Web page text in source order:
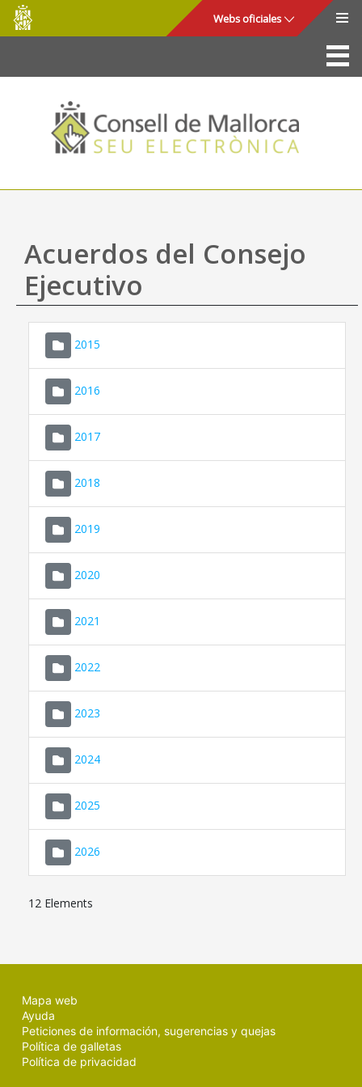
Saltar al contenido principal
Consell
de
Mallorca
Webs oficiales
La Sede
Consejo de Mallorca
Acceso y seguridad
Utilidades
Mapa web
Ayuda
Acuerdos del Consejo
Ejecutivo
2015
2016
2017
2018
2019
2020
2021
2022
2023
2024
2025
2026
12 Elements
Mapa web
Ayuda
Peticiones de información, sugerencias y quejas
Política de galletas
Política de privacidad